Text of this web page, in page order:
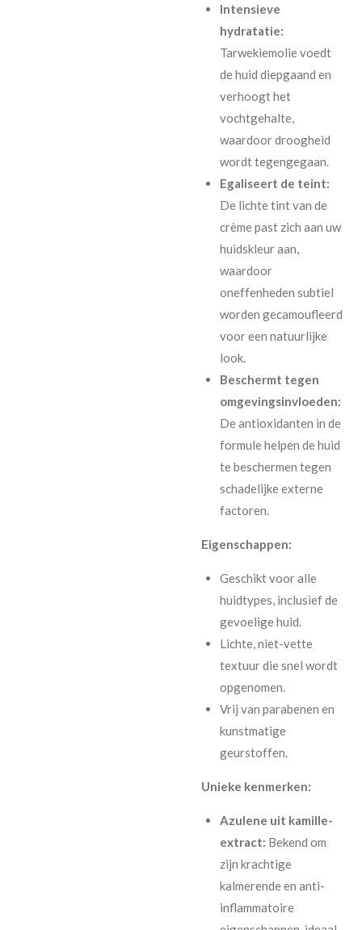
Intensieve
hydratatie:
Tarwekiemolie voedt
de huid diepgaand en
verhoogt het
vochtgehalte,
waardoor droogheid
wordt tegengegaan.
Egaliseert de teint:
De lichte tint van de
crème past zich aan uw
huidskleur aan,
waardoor
oneffenheden subtiel
worden gecamoufleerd
voor een natuurlijke
look.
Beschermt tegen
omgevingsinvloeden:
De antioxidanten in de
formule helpen de huid
te beschermen tegen
schadelijke externe
factoren.
Eigenschappen:
Geschikt voor alle
huidtypes, inclusief de
gevoelige huid.
Lichte, niet-vette
textuur die snel wordt
opgenomen.
Vrij van parabenen en
kunstmatige
geurstoffen.
Unieke kenmerken:
Azulene uit kamille-
extract: Bekend om
zijn krachtige
kalmerende en anti-
inflammatoire